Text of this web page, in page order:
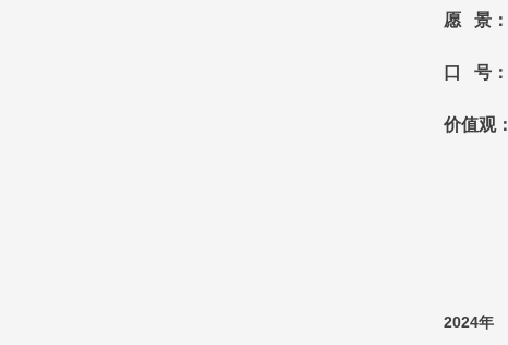
愿 景：
口 号：
价值观：
2024年